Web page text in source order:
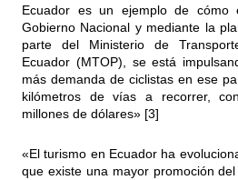
Ecuador es un ejemplo de cómo
Gobierno Nacional y mediante la
parte del Ministerio de
Ecuador (MTOP), se está
más demanda de ciclistas en ese
kilómetros de vías a recorrer,
millones de dólares» [3]
«El turismo en Ecuador ha
que existe una mayor promoción